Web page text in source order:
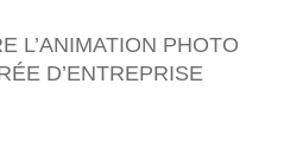
L’ANIMATION PHOTO
D’ENTREPRISE